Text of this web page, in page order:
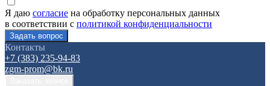
Я даю согласие на обработку персональных данных
в соответствии с политикой конфиденциальности
Контакты
+7 (383) 235-94-83
zgm-prom@bk.ru